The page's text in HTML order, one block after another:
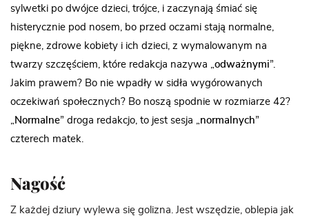
sylwetki po dwójce dzieci, trójce, i zaczynają śmiać się
histerycznie pod nosem, bo przed oczami stają normalne,
piękne, zdrowe kobiety i ich dzieci, z wymalowanym na
twarzy szczęściem, które redakcja nazywa „odważnymi”.
Jakim prawem? Bo nie wpadły w sidła wygórowanych
oczekiwań społecznych? Bo noszą spodnie w rozmiarze 42?
„ Normalne” droga redakcjo, to jest sesja „normalnych”
czterech matek.
Nagość
Z każdej dziury wylewa się golizna. Jest wszędzie, oblepia jak